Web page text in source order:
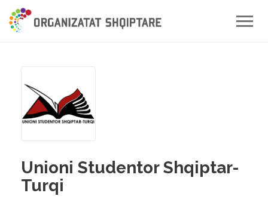
Toggle
Unioni Studentor Shqiptar-
Turqi